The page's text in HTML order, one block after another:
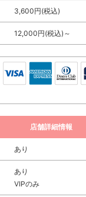
3,600円(税込)
12,000円(税込)～
店舗詳細情報
あり
あり
VIPのみ